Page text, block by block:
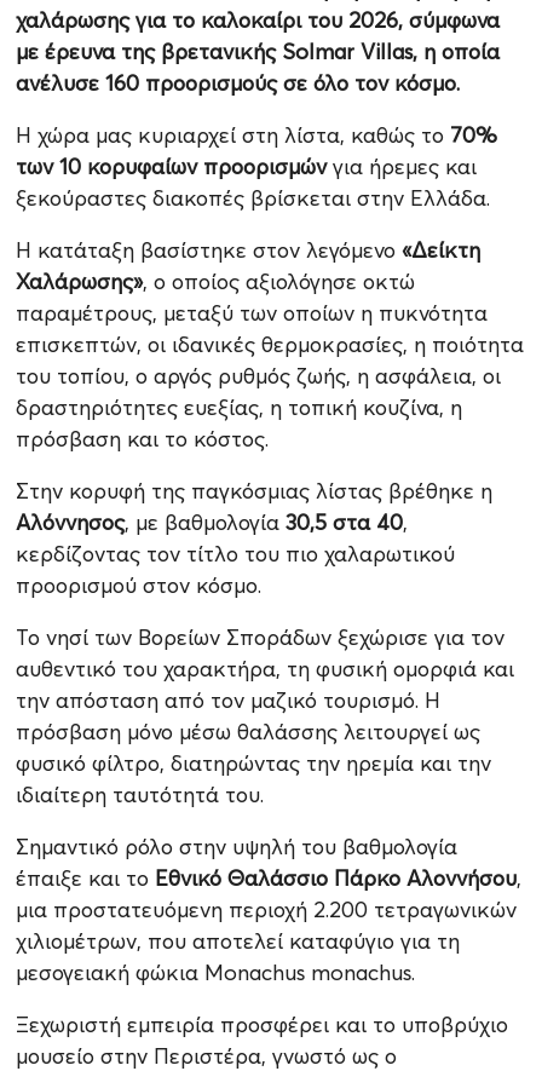
χαλάρωσης για το καλοκαίρι του 2026, σύμφωνα
με έρευνα της βρετανικής Solmar Villas, η οποία
ανέλυσε 160 προορισμούς σε όλο τον κόσμο.
Η χώρα μας κυριαρχεί στη λίστα, καθώς το 70%
των 10 κορυφαίων προορισμώνγια ήρεμες και
ξεκούραστες διακοπές βρίσκεται στην Ελλάδα.
Η κατάταξη βασίστηκε στον λεγόμενο «Δείκτη
Χαλάρωσης», ο οποίος αξιολόγησε οκτώ
παραμέτρους, μεταξύ των οποίων η πυκνότητα
επισκεπτών, οι ιδανικές θερμοκρασίες, η ποιότητα
του τοπίου, ο αργός ρυθμός ζωής, η ασφάλεια, οι
δραστηριότητες ευεξίας, η τοπική κουζίνα, η
πρόσβαση και το κόστος.
Στην κορυφή της παγκόσμιας λίστας βρέθηκε η
Αλόννησος, με βαθμολογία 30,5 στα 40,
κερδίζοντας τον τίτλο του πιο χαλαρωτικού
προορισμού στον κόσμο.
Το νησί των Βορείων Σποράδων ξεχώρισε για τον
αυθεντικό του χαρακτήρα, τη φυσική ομορφιά και
την απόσταση από τον μαζικό τουρισμό. Η
πρόσβαση μόνο μέσω θαλάσσης λειτουργεί ως
φυσικό φίλτρο, διατηρώντας την ηρεμία και την
ιδιαίτερη ταυτότητά του.
Σημαντικό ρόλο στην υψηλή του βαθμολογία
έπαιξε και το Εθνικό Θαλάσσιο Πάρκο Αλοννήσου,
μια προστατευόμενη περιοχή 2.200 τετραγωνικών
χιλιομέτρων, που αποτελεί καταφύγιο για τη
μεσογειακή φώκια Monachus monachus.
Ξεχωριστή εμπειρία προσφέρει και το υποβρύχιο
μουσείο στην Περιστέρα, γνωστό ως ο